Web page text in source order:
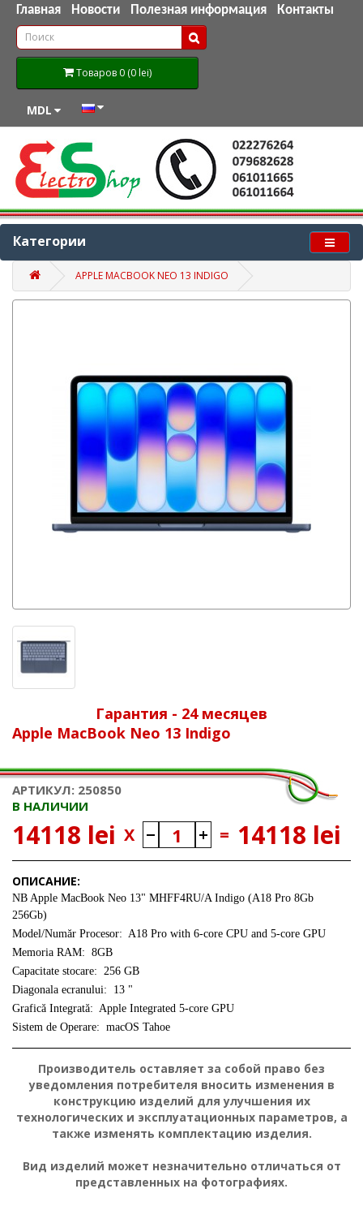
Главная Новости Полезная информация Контакты
Товаров 0 (0 lei)
MDL
Категории
APPLE MACBOOK NEO 13 INDIGO
Гарантия - 24 месяцев
Apple MacBook Neo 13 Indigo
АРТИКУЛ: 250850
В НАЛИЧИИ
14118 lei X = 14118 lei
ОПИСАНИЕ:
NB Apple MacBook Neo 13" MHFF4RU/A Indigo (A18 Pro 8Gb
256Gb)
Model/Număr Procesor: A18 Pro with 6-core CPU and 5-core GPU
Memoria RAM: 8GB
Capacitate stocare: 256 GB
Diagonala ecranului: 13 "
Grafică Integrată: Apple Integrated 5-core GPU
Sistem de Operare: macOS Tahoe
Производитель оставляет за собой право без
уведомления потребителя вносить изменения в
конструкцию изделий для улучшения их
технологических и эксплуатационных параметров, а
также изменять комплектацию изделия.
Вид изделий может незначительно отличаться от
представленных на фотографиях.